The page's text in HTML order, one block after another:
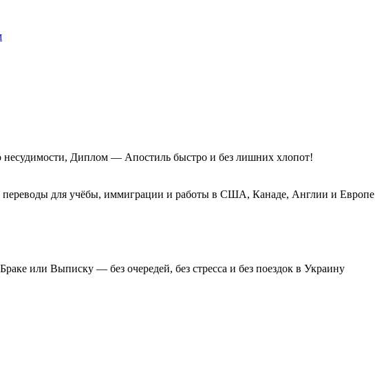
несудимости, Диплом — Апостиль быстро и без лишних хлопот!
для учёбы, иммиграции и работы в США, Канаде, Англии и Европе
или Выписку — без очередей, без стресса и без поездок в Украину